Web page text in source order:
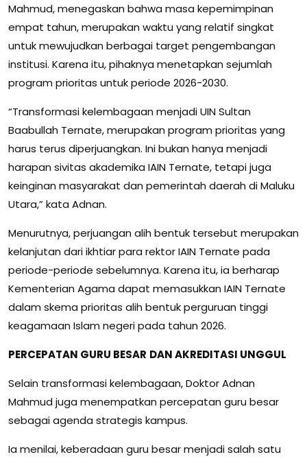
Mahmud, menegaskan bahwa masa kepemimpinan
empat tahun, merupakan waktu yang relatif singkat
untuk mewujudkan berbagai target pengembangan
institusi. Karena itu, pihaknya menetapkan sejumlah
program prioritas untuk periode 2026-2030.
“Transformasi kelembagaan menjadi UIN Sultan
Baabullah Ternate, merupakan program prioritas yang
harus terus diperjuangkan. Ini bukan hanya menjadi
harapan sivitas akademika IAIN Ternate, tetapi juga
keinginan masyarakat dan pemerintah daerah di Maluku
Utara,” kata Adnan.
Menurutnya, perjuangan alih bentuk tersebut merupakan
kelanjutan dari ikhtiar para rektor IAIN Ternate pada
periode-periode sebelumnya. Karena itu, ia berharap
Kementerian Agama dapat memasukkan IAIN Ternate
dalam skema prioritas alih bentuk perguruan tinggi
keagamaan Islam negeri pada tahun 2026.
PERCEPATAN GURU BESAR DAN AKREDITASI UNGGUL
Selain transformasi kelembagaan, Doktor Adnan
Mahmud juga menempatkan percepatan guru besar
sebagai agenda strategis kampus.
Ia menilai, keberadaan guru besar menjadi salah satu